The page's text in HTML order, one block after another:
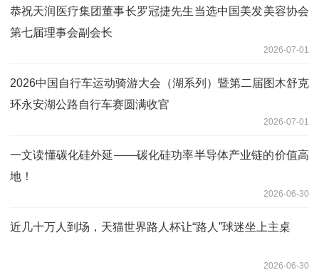
恭祝天润医疗集团董事长罗冠捷先生当选中国美发美容协会
第七届理事会副会长
2026-07-01
2026中国自行车运动骑游大会（湖系列）暨第二届图木舒克
环永安湖公路自行车赛圆满收官
2026-07-01
一文读懂碳化硅外延——碳化硅功率半导体产业链的价值高
地！
2026-06-30
近几十万人到场，天猫世界路人杯让“路人”球迷坐上主桌
2026-06-30